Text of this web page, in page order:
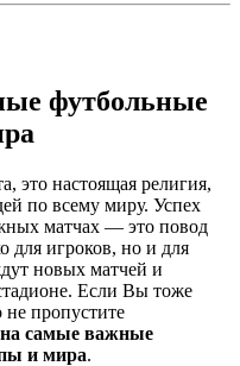
футбольные
это настоящая религия,
по всему миру. Успех
матчах — это повод
для игроков, но и для
новых матчей и
Если Вы тоже
не пропустите
самые важные
и мира.